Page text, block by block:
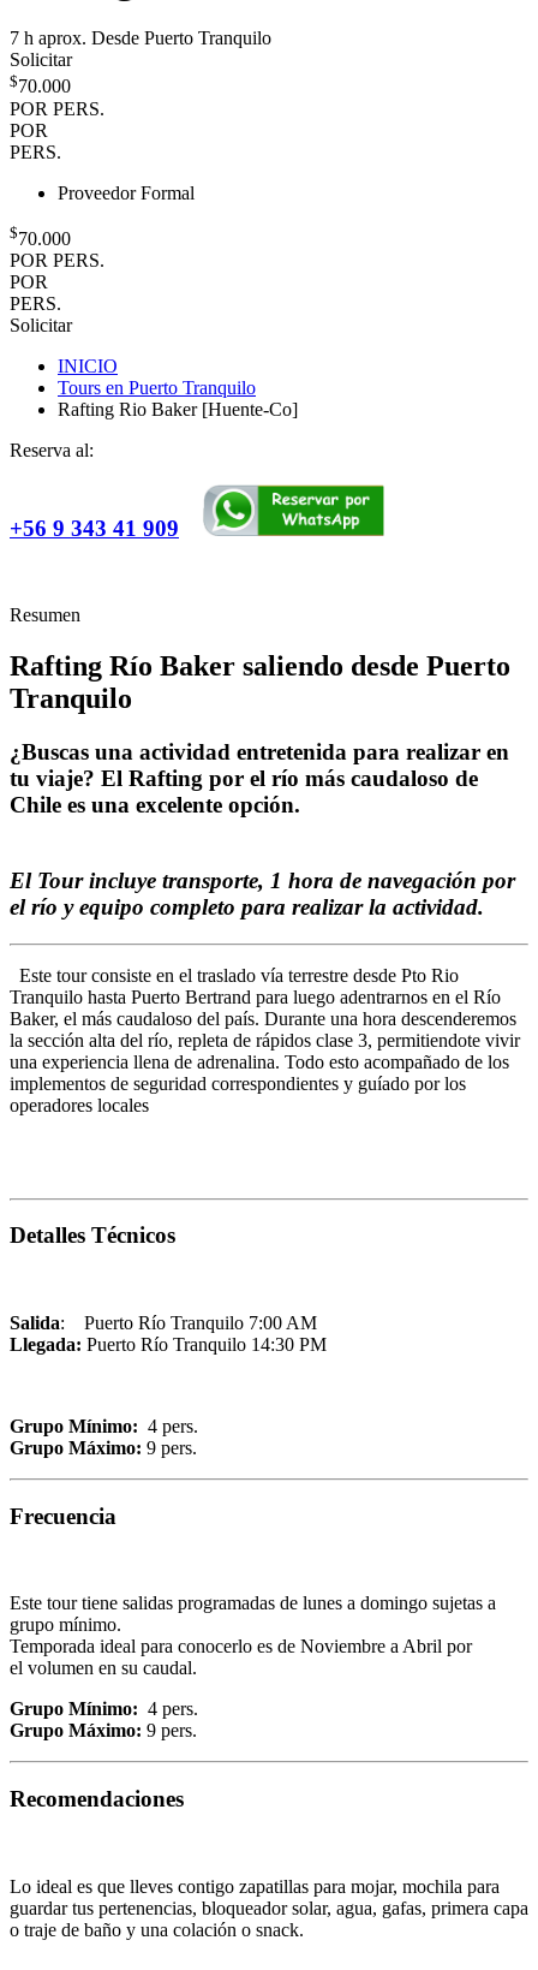
7 h aprox. Desde Puerto Tranquilo
Solicitar
$70.000
POR PERS.
POR
PERS.
Proveedor Formal
$70.000
POR PERS.
POR
PERS.
Solicitar
INICIO
Tours en Puerto Tranquilo
Rafting Rio Baker [Huente-Co]
Reserva al:
+56 9 343 41 909
Resumen
Rafting Río Baker saliendo desde Puerto
Tranquilo
¿Buscas una actividad entretenida para realizar en
tu viaje? El Rafting por el río más caudaloso de
Chile es una excelente opción.
El Tour incluye transporte, 1 hora de navegación por
el río y equipo completo para realizar la actividad.
Este tour consiste en el traslado vía terrestre desde Pto Rio
Tranquilo hasta Puerto Bertrand para luego adentrarnos en el Río
Baker, el más caudaloso del país. Durante una hora descenderemos
la sección alta del río, repleta de rápidos clase 3, permitiendote vivir
una experiencia llena de adrenalina. Todo esto acompañado de los
implementos de seguridad correspondientes y guíado por los
operadores locales
Detalles Técnicos
Salida: Puerto Río Tranquilo 7:00 AM
Llegada: Puerto Río Tranquilo 14:30 PM
Grupo Mínimo: 4 pers.
Grupo Máximo: 9 pers.
Frecuencia
Este tour tiene salidas programadas de lunes a domingo sujetas a
grupo mínimo.
Temporada ideal para conocerlo es de Noviembre a Abril por
el volumen en su caudal.
Grupo Mínimo: 4 pers.
Grupo Máximo: 9 pers.
Recomendaciones
Lo ideal es que lleves contigo zapatillas para mojar, mochila para
guardar tus pertenencias, bloqueador solar, agua, gafas, primera capa
o traje de baño y una colación o snack.